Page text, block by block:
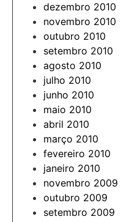
dezembro 2010
novembro 2010
outubro 2010
setembro 2010
agosto 2010
julho 2010
junho 2010
maio 2010
abril 2010
março 2010
fevereiro 2010
janeiro 2010
novembro 2009
outubro 2009
setembro 2009